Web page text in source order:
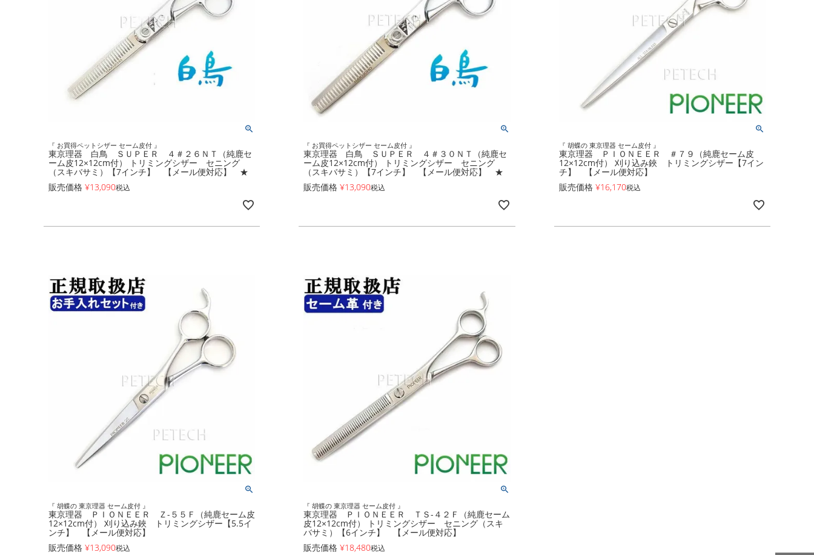
『 お買得ペットシザー セーム皮付 』
東京理器 白鳥 ＳＵＰＥＲ ４＃２６ＮＴ（純鹿セ
ーム皮12×12cm付） トリミングシザー セニング
（スキバサミ）【7インチ】 【メール便対応】 ★
販売価格 ¥13,090税込
『 お買得ペットシザー セーム皮付 』
東京理器 白鳥 ＳＵＰＥＲ ４＃３０ＮＴ（純鹿セ
ーム皮12×12cm付） トリミングシザー セニング
（スキバサミ）【7インチ】 【メール便対応】 ★
販売価格 ¥13,090税込
『 胡蝶の 東京理器 セーム皮付 』
東京理器 ＰＩＯＮＥＥＲ ＃７９（純鹿セーム皮
12×12cm付） 刈り込み鋏 トリミングシザー【7イン
チ】 【メール便対応】
販売価格 ¥16,170税込
『 胡蝶の 東京理器 セーム皮付 』
東京理器 ＰＩＯＮＥＥＲ Ｚ-５５Ｆ（純鹿セーム皮
12×12cm付） 刈り込み鋏 トリミングシザー【5.5イ
ンチ】 【メール便対応】
販売価格 ¥13,090税込
『 胡蝶の 東京理器 セーム皮付 』
東京理器 ＰＩＯＮＥＥＲ ＴＳ-４２Ｆ（純鹿セーム
皮12×12cm付） トリミングシザー セニング（スキ
バサミ）【6インチ】 【メール便対応】
販売価格 ¥18,480税込